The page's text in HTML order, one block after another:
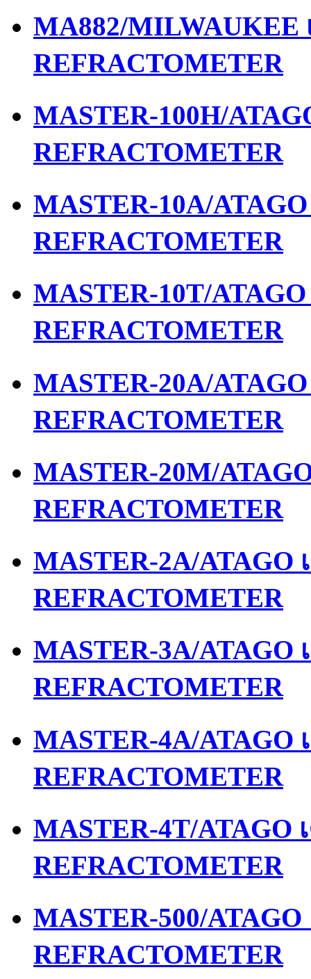
MA882/
REFRACTOMETER
MASTER-100H/
REFRACTOMETER
MASTER-10A/
REFRACTOMETER
MASTER-10T/
REFRACTOMETER
MASTER-20A/
REFRACTOMETER
MASTER-20M/
REFRACTOMETER
MASTER-2A/ATAGO
REFRACTOMETER
MASTER-3A/ATAGO
REFRACTOMETER
MASTER-4A/ATAGO
REFRACTOMETER
MASTER-4T/ATAGO
REFRACTOMETER
MASTER-500/
REFRACTOMETER